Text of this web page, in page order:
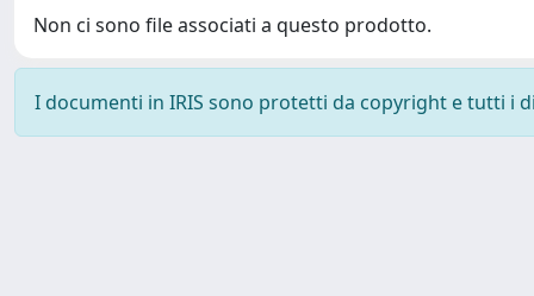
Non ci sono file associati a questo prodotto.
I documenti in IRIS sono protetti da copyright e tutti i